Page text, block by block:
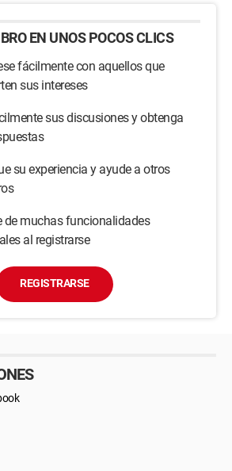
EN UNOS POCOS CLICS
fácilmente con aquellos que
sus intereses
sus discusiones y obtenga
su experiencia y ayude a otros
de muchas funcionalidades
al registrarse
REGISTRARSE